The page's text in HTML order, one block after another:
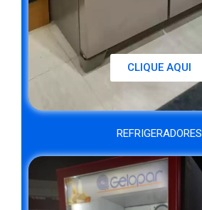
CLIQUE AQUI
REFRIGERADORES